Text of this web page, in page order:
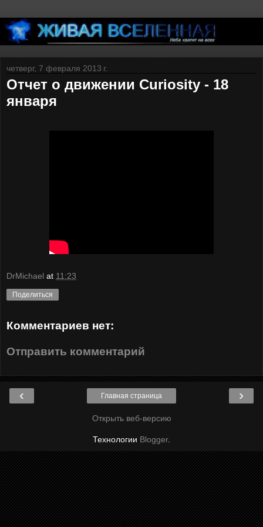
четверг, 7 февраля 2013 г.
Отчет о движении Curiosity - 18
января
DrMichael at 11:23
Поделиться
Комментариев нет:
Отправить комментарий
‹ ›
Главная страница
Открыть веб-версию
Технологии Blogger.